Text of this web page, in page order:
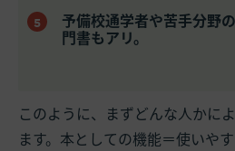
予備校通学者や苦手分野
門書もアリ。
このように、まずどんな人かに
ます。本としての機能＝使いや